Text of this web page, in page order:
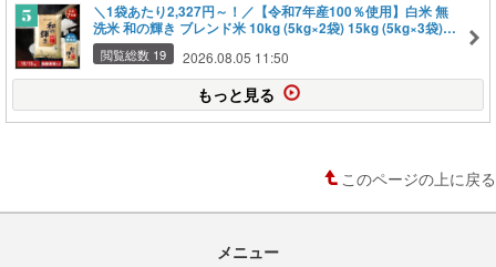
＼1袋あたり2,327円～！／【令和7年産100％使用】白米 無
洗米 和の輝き ブレンド米 10kg (5kg×2袋) 15kg (5kg×3袋)
密封新鮮パック 脱酸素剤入り 米 お米 国産
閲覧総数 19 2026.08.05 11:50
もっと見る
このページの上に戻る
メニュー